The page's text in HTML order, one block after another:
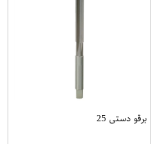
برقو دستی 25